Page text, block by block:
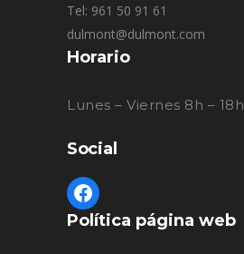
Tel: 961 50 91 61
dulmont@dulmont.com
Horario
Lunes – Viernes 8h – 18h
Social
Política página web